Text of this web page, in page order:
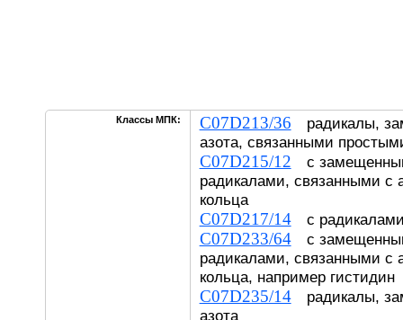
Классы МПК: C07D213/36 радикалы,
азота, связанными
C07D215/12 с
радикалами, связанными с
кольца
C07D217/14с
C07D233/64с
радикалами, связанными с
кольца, например гистидин
C07D235/14радикалы,
азота